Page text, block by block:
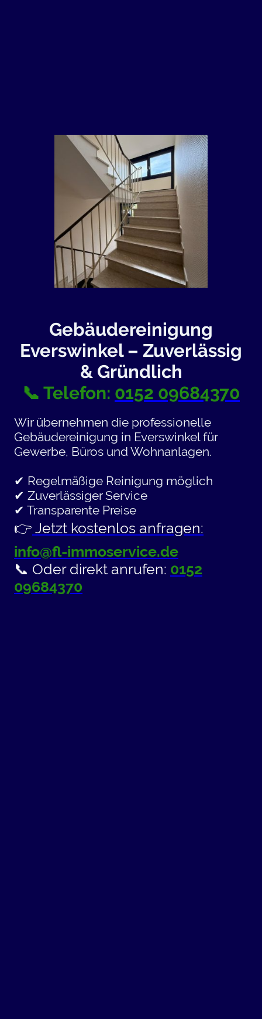
Gebäudereinigung
Everswinkel – Zuverlässig
& Gründlich
📞 Telefon: 0152 09684370
Wir übernehmen die professionelle
Gebäudereinigung in Everswinkel für
Gewerbe, Büros und Wohnanlagen.
✔ Regelmäßige Reinigung möglich
✔ Zuverlässiger Service
✔ Transparente Preise
👉 Jetzt kostenlos anfragen:
info@fl-immoservice.de
📞 Oder direkt anrufen: 0152
09684370